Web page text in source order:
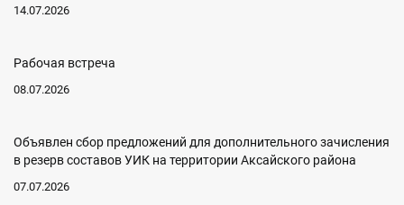
14.07.2026
Рабочая встреча
08.07.2026
Объявлен сбор предложений для дополнительного зачисления
в резерв составов УИК на территории Аксайского района
07.07.2026